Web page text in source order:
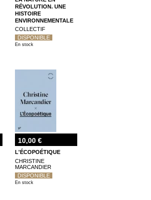
RÉVOLUTION. UNE
HISTOIRE
ENVIRONNEMENTALE
DE LA FRANCE, 1780-
1870 (VOL.1)
COLLECTIF
DISPONIBLE
En stock
10,00 €
L'ÉCOPOÉTIQUE
CHRISTINE
MARCANDIER
DISPONIBLE
En stock